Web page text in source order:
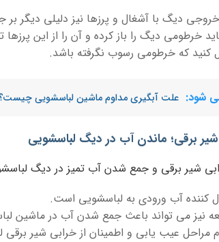
دیگ با آشغال و پرزها نیز دلیلی دیگر
خرطومی دیگ را باز کرده و آن را از این پرزها
کنید که خرطومی رسوب نگرفته باشد.
شود: علت آبگیری مداوم ماشین لباسشویی
برقی؛ ماندن آب در دیگ لباسشویی
شیر برقی و جمع شدن آب تمیز در دیگ
کننده آب ورودی به لباسشویی است.
نیز می تواند باعث جمع شدن آب در ماشین
مراحل عیب یابی و اطمینان از خرابی شیر برقی